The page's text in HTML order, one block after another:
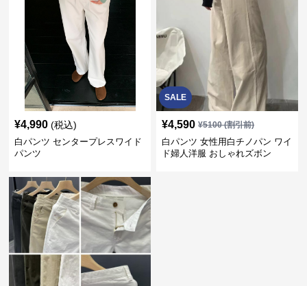
¥4,990 (税込)
白パンツ センタープレスワイド
パンツ
SALE
¥4,590 ¥5100(割引前)
白パンツ 女性用白チノパン ワイ
ド婦人洋服 おしゃれズボン